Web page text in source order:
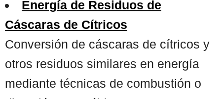
Energía de Residuos de
Cáscaras de Cítricos
Conversión de cáscaras de cítricos y
otros residuos similares en energía
mediante técnicas de combustión o